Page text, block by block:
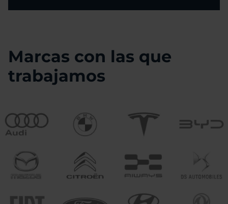
Marcas con las que
trabajamos